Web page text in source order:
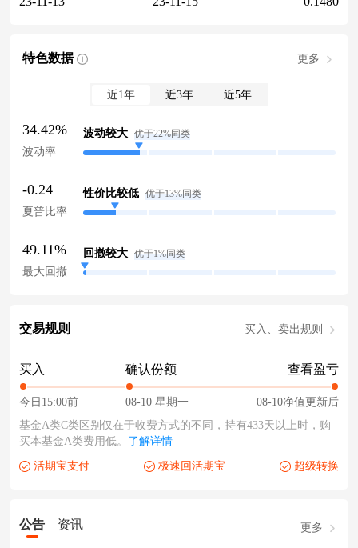
特色数据 更多
近1年 近3年 近5年
34.42%
波动率
波动较大 优于22%同类
-0.24
夏普比率
性价比较低 优于13%同类
49.11%
最大回撤
回撤较大 优于1%同类
交易规则 买入、卖出规则
买入
今日15:00前
确认份额
08-10 星期一
查看盈亏
08-10净值更新后
基金A类C类区别仅在于收费方式的不同，持有433天以上时，购
买本基金A类费用低。 了解详情
活期宝支付 极速回活期宝 超级转换
公告 资讯 更多